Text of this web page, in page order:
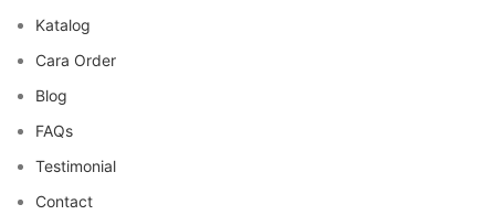
Katalog
Cara Order
Blog
FAQs
Testimonial
Contact